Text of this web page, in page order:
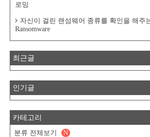
로밍
자신이 걸린 랜섬웨어 종류를 확인을 해주
Ransomware
최근글
인기글
카테고리
분류 전체보기 N